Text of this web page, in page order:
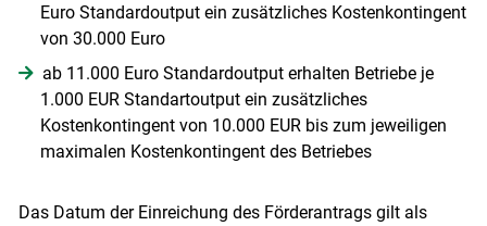
Euro Standardoutput ein zusätzliches Kostenkontingent
von 30.000 Euro
ab 11.000 Euro Standardoutput erhalten Betriebe je
1.000 EUR Standartoutput ein zusätzliches
Kostenkontingent von 10.000 EUR bis zum jeweiligen
maximalen Kostenkontingent des Betriebes
Das Datum der Einreichung des Förderantrags gilt als